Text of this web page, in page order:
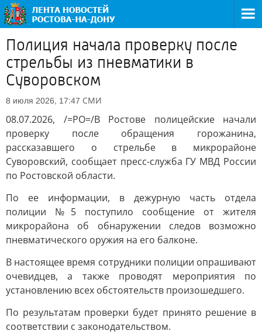
Полиция начала проверку после
стрельбы из пневматики в
Суворовском
8 июля 2026, 17:47 СМИ
08.07.2026, /=РО=/В Ростове полицейские начали
проверку после обращения горожанина,
рассказавшего о стрельбе в микрорайоне
Суворовский, сообщает пресс-служба ГУ МВД России
по Ростовской области.
По ее информации, в дежурную часть отдела
полиции №5 поступило сообщение от жителя
микрорайона об обнаружении следов возможно
пневматического оружия на его балконе.
В настоящее время сотрудники полиции опрашивают
очевидцев, а также проводят мероприятия по
установлению всех обстоятельств произошедшего.
По результатам проверки будет принято решение в
соответствии с законодательством.